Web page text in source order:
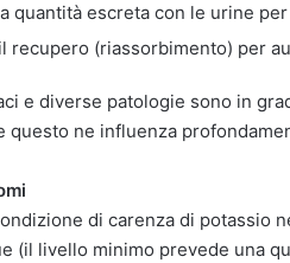
quantità escreta con le urine
recupero (riassorbimento) per
e diverse patologie sono in
questo ne influenza
di carenza di potassio
(il livello minimo prevede una